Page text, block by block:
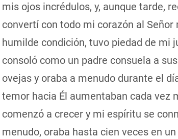
mis ojos incrédulos, y, aunque tarde,
convertí con todo mi corazón al Señor
humilde condición, tuvo piedad de mi
consoló como un padre consuela a
ovejas y oraba a menudo durante el
temor hacia Él aumentaban cada vez
comenzó a crecer y mi espíritu se
menudo, oraba hasta cien veces en